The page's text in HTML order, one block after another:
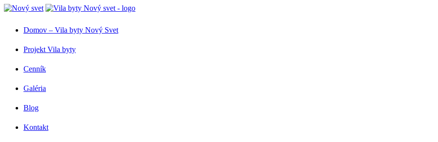
Domov – Vila byty Nový Svet
Projekt Vila byty
Cenník
Galéria
Blog
Kontakt